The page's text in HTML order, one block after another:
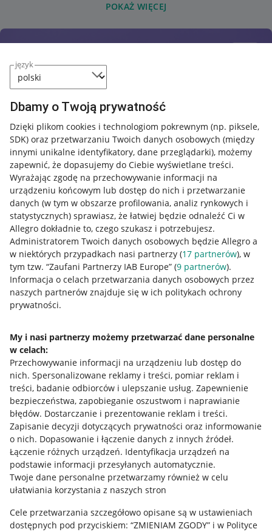
język
Dbamy o Twoją prywatność
Dzięki plikom cookies i technologiom pokrewnym (np. piksele,
SDK) oraz przetwarzaniu Twoich danych osobowych (między
innymi unikalne identyfikatory, dane przeglądarki), możemy
zapewnić, że dopasujemy do Ciebie wyświetlane treści.
Wyrażając zgodę na przechowywanie informacji na
urządzeniu końcowym lub dostęp do nich i przetwarzanie
danych (w tym w obszarze profilowania, analiz rynkowych i
statystycznych) sprawiasz, że łatwiej będzie odnaleźć Ci w
Allegro dokładnie to, czego szukasz i potrzebujesz.
Administratorem Twoich danych osobowych będzie Allegro a
w niektórych przypadkach nasi partnerzy (17 partnerów), w
tym tzw. “Zaufani Partnerzy IAB Europe” (9 partnerów).
Informacja o celach przetwarzania danych osobowych przez
naszych partnerów znajduje się w ich politykach ochrony
prywatności.
My i nasi partnerzy możemy przetwarzać dane personalne
w celach:
Przechowywanie informacji na urządzeniu lub dostęp do
nich. Spersonalizowane reklamy i treści, pomiar reklam i
treści, badanie odbiorców i ulepszanie usług. Zapewnienie
bezpieczeństwa, zapobieganie oszustwom i naprawianie
błędów. Dostarczanie i prezentowanie reklam i treści.
Zapisanie decyzji dotyczących prywatności oraz informowanie
o nich. Dopasowanie i łączenie danych z innych źródeł.
Łączenie różnych urządzeń. Identyfikacja urządzeń na
podstawie informacji przesyłanych automatycznie.
Twoje dane personalne przetwarzamy również w celu
ułatwiania korzystania z naszych stron
Cele przetwarzania szczegółowo opisane są w ustawieniach
dostępnych pod przyciskiem: “ZMIENIAM ZGODY” i w Polityce
POKAŻ WIĘCEJ
Przydatne informacje
Jak to działa
Allegro Gadane dla sprzedających
Allegro Gadane dla kupujących
Mapa miejscowości
Informacje prawne
Regulamin
Polityka plików "cookies"
Ustawienia plików "cookies"
Udostępnianie lokalizacji